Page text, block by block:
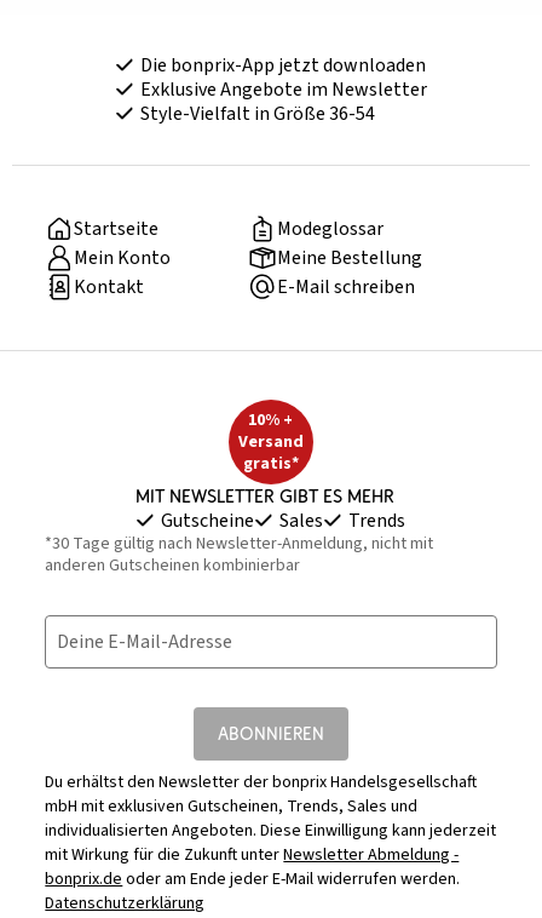
Die bonprix-App jetzt downloaden
Exklusive Angebote im Newsletter
Style-Vielfalt in Größe 36-54
Startseite
Modeglossar
Mein Konto
Meine Bestellung
Kontakt
E-Mail schreiben
10% +
Versand
gratis*
Mit Newsletter gibt es mehr
Gutscheine Sales Trends
*30 Tage gültig nach Newsletter-Anmeldung, nicht mit
anderen Gutscheinen kombinierbar
Deine E-Mail-Adresse
ABONNIEREN
Du erhältst den Newsletter der bonprix Handelsgesellschaft
mbH mit exklusiven Gutscheinen, Trends, Sales und
individualisierten Angeboten. Diese Einwilligung kann jederzeit
mit Wirkung für die Zukunft unterNewsletter Abmeldung -
bonprix.deoder am Ende jeder E-Mail widerrufen werden.
Datenschutzerklärung